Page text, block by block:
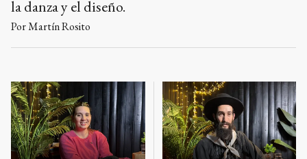
la danza y el diseño.
PorMartín Rosito